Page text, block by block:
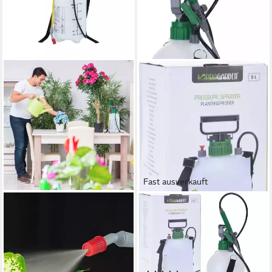
59,99 €
-52%
Fast ausverkauft
PROGARDEN
Drucksprühgerät
Drucksprüher Gartenspritze
Sprühflasche 5 L, (Stück, 1-
tlg., Packung),